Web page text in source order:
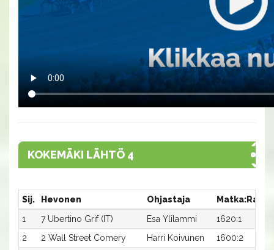
KOKEMÄKI LÄHTÖ 4
Sij. Hevonen Ohjastaja
Matka:Rata
1
7 Ubertino Grif (IT) Esa Ylilammi
1620:1
2
2 Wall Street Comery Harri Koivunen
1600:2